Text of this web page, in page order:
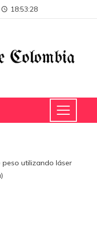
18:53:28
utilizando láser